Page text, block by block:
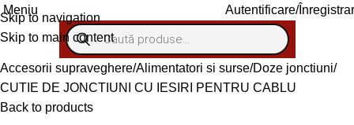
Skip to navigation
Skip to main content
Meniu Autentificare/
Accesorii supraveghere Alimentatori si surse Doze jonctiuni
CUTIE DE JONCTIUNI CU IESIRI PENTRU CABLU
Back to products